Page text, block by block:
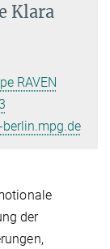
Klara
RAVEN
der